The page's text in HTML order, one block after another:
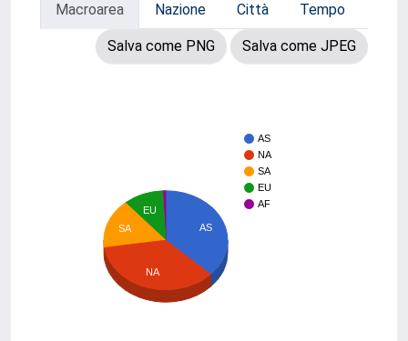
Macroarea Nazione Città Tempo
Salva come PNG Salva come JPEG
AS
NA
SA
EU
AF
AS
EU
SA
NA